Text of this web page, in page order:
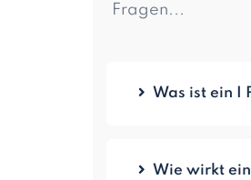
Fragen...
Was ist ein I
Hautbild.
Wie wirkt